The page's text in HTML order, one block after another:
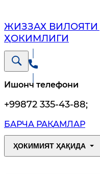
ЖИЗЗАХ ВИЛОЯТИ
ҲОКИМЛИГИ
Ишонч телефони
+99872 335-43-88;
БАРЧА РАҚАМЛАР
ҲОКИМИЯТ ҲАҚИДА